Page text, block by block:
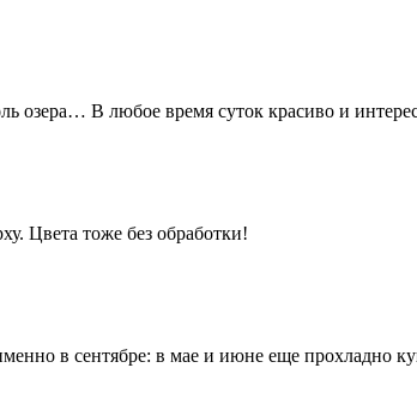
озера… В любое время суток красиво и
Цвета тоже без обработки!
в сентябре: в мае и июне еще прохладно